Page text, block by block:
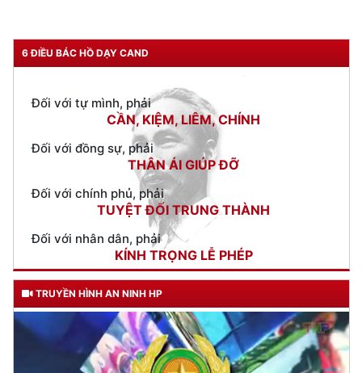
Phòng Cảnh sát môi trường: Tăng cường tập huấn nghiệp vụ,
pháp luật (28/07/2022 17:00)